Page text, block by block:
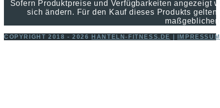
Sofern Produktpreise und Verfügbarkeiten angezeigt
sich ändern. Für den Kauf dieses Produkts
COPYRIGHT 2018 - 2026 HANTELN-FITNESS.DE | IMPRESSUM